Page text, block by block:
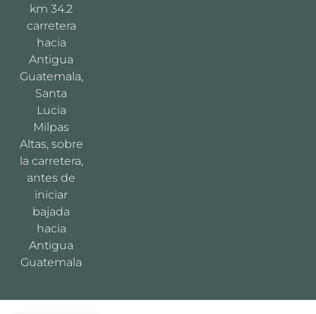
km 34.2
carretera
hacia
Antigua
Guatemala,
Santa
Lucia
Milpas
Altas, sobre
la carretera,
antes de
iniciar
bajada
hacia
Antigua
Guatemala